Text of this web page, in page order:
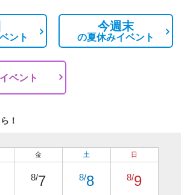
ント
今週末
の夏休みイベント
ベント
！
金
8/7
土
8/8
日
8/9